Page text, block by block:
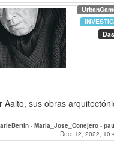
Aalto, sus obras
- Maria_Jose_Conejero -
Dec. 12, 2022,